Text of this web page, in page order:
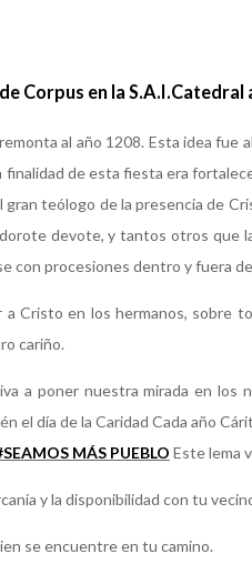
Corpus en la
al año 1208. Esta idea
finalidad de esta fiesta era
gran teólogo de la presencia de
devote, y tantos otros que
con procesiones dentro y fuera
Cristo en los hermanos, sobre
cariño.
a poner nuestra mirada en
el día de la Caridad Cada año
MÁS PUEBLO Este lema
y la disponibilidad con tu
se encuentre en tu camino.